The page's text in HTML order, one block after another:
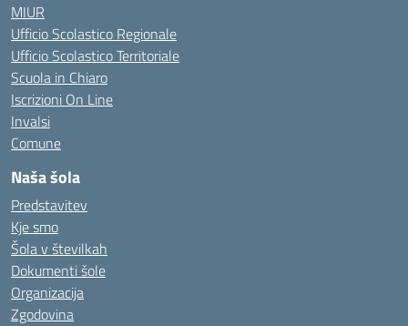
MIUR
Ufficio Scolastico Regionale
Ufficio Scolastico Territoriale
Scuola in Chiaro
Iscrizioni On Line
Invalsi
Comune
Naša šola
Predstavitev
Kje smo
Šola v številkah
Dokumenti šole
Organizacija
Zgodovina